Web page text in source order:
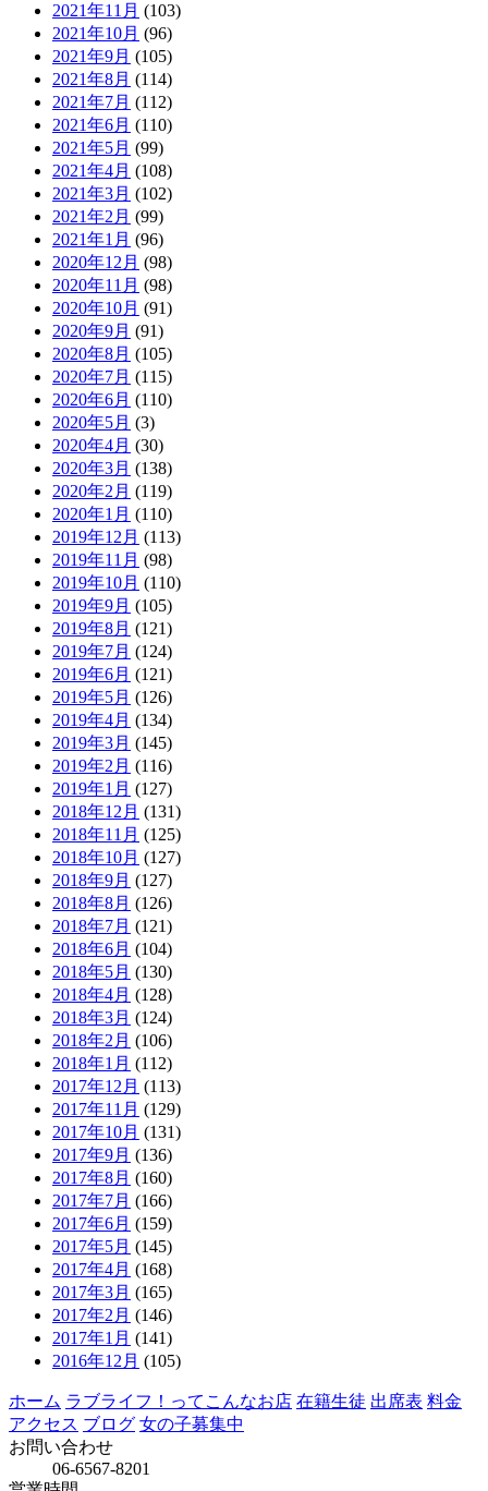
2021年11月 (103)
2021年10月 (96)
2021年9月 (105)
2021年8月 (114)
2021年7月 (112)
2021年6月 (110)
2021年5月 (99)
2021年4月 (108)
2021年3月 (102)
2021年2月 (99)
2021年1月 (96)
2020年12月 (98)
2020年11月 (98)
2020年10月 (91)
2020年9月 (91)
2020年8月 (105)
2020年7月 (115)
2020年6月 (110)
2020年5月 (3)
2020年4月 (30)
2020年3月 (138)
2020年2月 (119)
2020年1月 (110)
2019年12月 (113)
2019年11月 (98)
2019年10月 (110)
2019年9月 (105)
2019年8月 (121)
2019年7月 (124)
2019年6月 (121)
2019年5月 (126)
2019年4月 (134)
2019年3月 (145)
2019年2月 (116)
2019年1月 (127)
2018年12月 (131)
2018年11月 (125)
2018年10月 (127)
2018年9月 (127)
2018年8月 (126)
2018年7月 (121)
2018年6月 (104)
2018年5月 (130)
2018年4月 (128)
2018年3月 (124)
2018年2月 (106)
2018年1月 (112)
2017年12月 (113)
2017年11月 (129)
2017年10月 (131)
2017年9月 (136)
2017年8月 (160)
2017年7月 (166)
2017年6月 (159)
2017年5月 (145)
2017年4月 (168)
2017年3月 (165)
2017年2月 (146)
2017年1月 (141)
2016年12月 (105)
ホーム ラブライフ！ってこんなお店 在籍生徒 出席表 料金
アクセス ブログ 女の子募集中
お問い合わせ
06-6567-8201